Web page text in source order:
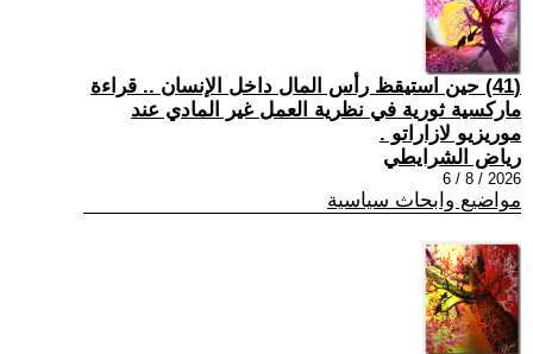
(41) حين استيقظ رأس المال داخل الإنسان .. قراءة
ماركسية ثورية في نظرية العمل غير المادي عند
موريزيو لازاراتو .
رياض الشرايطي
2026 / 8 / 6
مواضيع وابحاث سياسية